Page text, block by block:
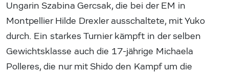
Ungarin Szabina Gercsak, die bei der EM in
Montpellier Hilde Drexler ausschaltete, mit Yuko
durch. Ein starkes Turnier kämpft in der selben
Gewichtsklasse auch die 17-jährige Michaela
Polleres, die nur mit Shido den Kampf um die